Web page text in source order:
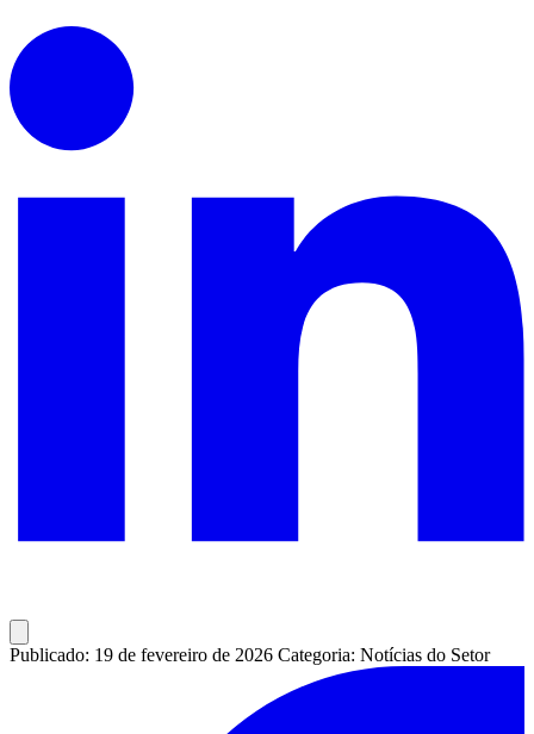
Publicado: 19 de fevereiro de 2026 Categoria: Notícias do Setor